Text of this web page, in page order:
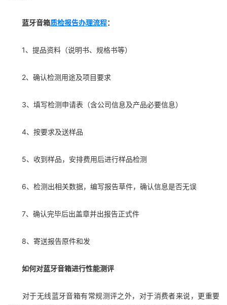
蓝牙音箱质检报告办理流程：
1、提品资料（说明书、规格书等）
2、确认检测用途及项目要求
3、填写检测申请表（含公司信息及产品必要信息）
4、按要求及送样品
5、收到样品，安排费用后进行样品检测
6、检测出相关数据，编写报告草件，确认信息是否无误
7、确认完毕后出盖章并出报告正式件
8、寄送报告原件和发
如何对蓝牙音箱进行性能测评
对于无线蓝牙音箱有常规测评之外，对于消费者来说，更重要